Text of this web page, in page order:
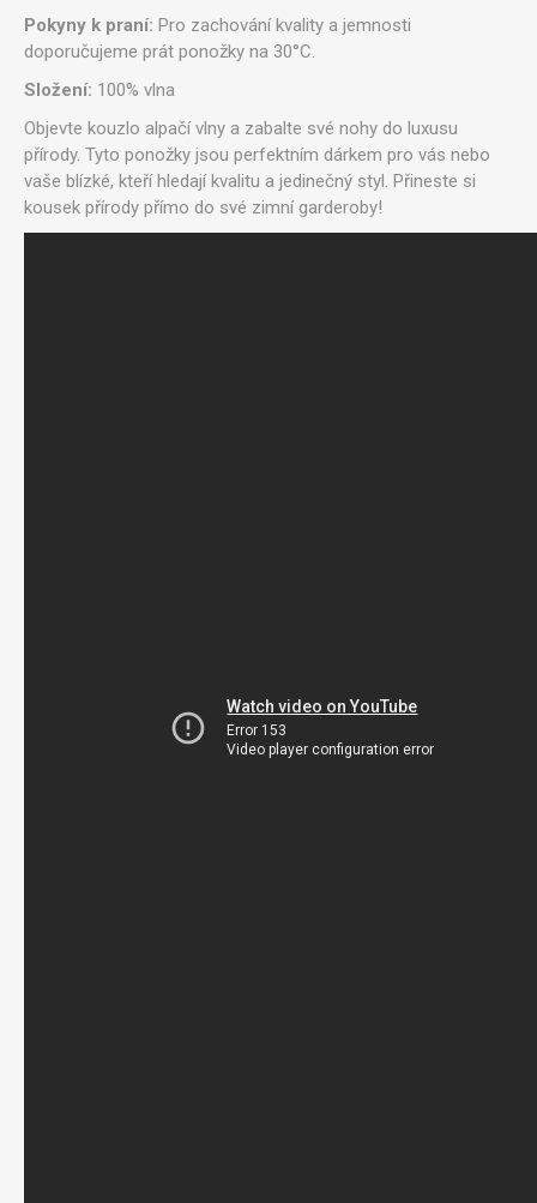
Pokyny k praní: Pro zachování kvality a jemnosti
doporučujeme prát ponožky na 30°C.
Složení: 100% vlna
Objevte kouzlo alpačí vlny a zabalte své nohy do luxusu
přírody. Tyto ponožky jsou perfektním dárkem pro vás nebo
vaše blízké, kteří hledají kvalitu a jedinečný styl. Přineste si
kousek přírody přímo do své zimní garderoby!